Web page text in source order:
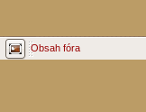
Obsah fóra